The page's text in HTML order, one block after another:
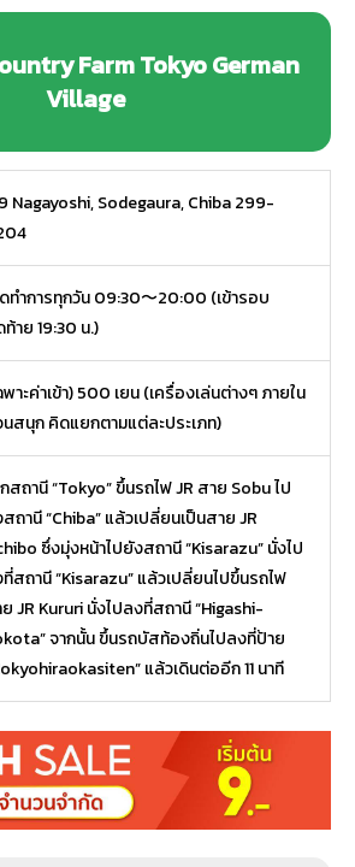
Farm Tokyo German
Village
Nagayoshi, Sodegaura, Chiba 299-
ทำการทุกวัน 09:30〜20:00 (เข้ารอบ
าย 19:30 น.)
พาะค่าเข้า) 500 เยน (เครื่องเล่นต่างๆ ภายใน
สนุก คิดแยกตามแต่ละประเภท)
สถานี “Tokyo” ขึ้นรถไฟ JR สาย Sobu ไป
ถานี “Chiba” แล้วเปลี่ยนเป็นสาย JR
ซึ่งมุ่งหน้าไปยังสถานี “Kisarazu” นั่งไป
สถานี “Kisarazu” แล้วเปลี่ยนไปขึ้นรถไฟ
JR Kururi นั่งไปลงที่สถานี “Higashi-
จากนั้น ขึ้นรถบัสท้องถิ่นไปลงที่ป้าย
แล้วเดินต่ออีก 11 นาที